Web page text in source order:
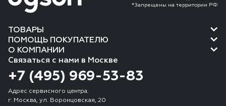
*Запрещены на территории РФ
ТОВАРЫ
ПОМОЩЬ ПОКУПАТЕЛЮ
О КОМПАНИИ
Связаться с нами в Москве
+7 (495) 969-53-83
Адрес сервисного центра:
г. Москва, ул. Воронцовская, 20